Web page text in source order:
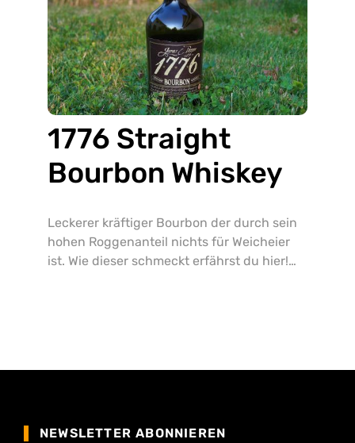
1776 Straight
Bourbon Whiskey
Leckerer kräftiger Bourbon der durch sein
hohen Roggenanteil nichts für Weicheier
ist. Wie dieser schmeckt erfährst du hier!
NEWSLETTER ABONNIEREN